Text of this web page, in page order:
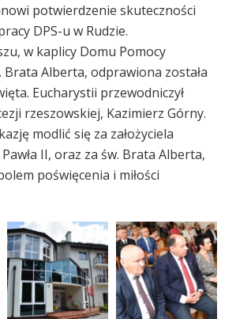
potwierdzenie skuteczności
DPS-u w Rudzie.
w kaplicy Domu Pomocy
Brata Alberta, odprawiona została
Eucharystii przewodniczył
rzeszowskiej, Kazimierz Górny.
modlić się za założyciela
II, oraz za św. Brata Alberta,
poświęcenia i miłości